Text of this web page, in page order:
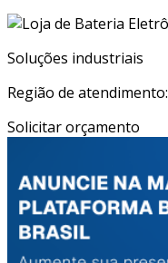
Soluções industriais
Região de
Solicitar orçamento